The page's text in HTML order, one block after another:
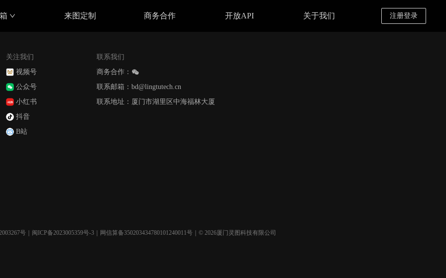
来图定制 商务合作 开放API 关于我们 注册登录
关注我们
视频号
公众号
小红书
抖音
B站
联系我们
商务合作：
联系邮箱：bd@lingtutech.cn
联系地址：厦门市湖里区中海福林大厦
号 闽ICP备2023005359号-3 ｜网信算备350203434780101240011号｜© 2026厦门灵图科技有限公司